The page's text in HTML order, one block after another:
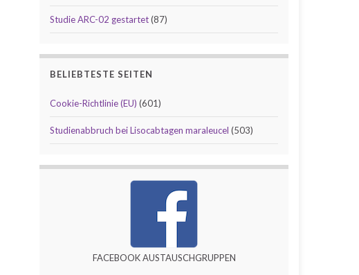
Studie ARC-02 gestartet(87)
BELIEBTESTE SEITEN
Cookie-Richtlinie (EU) (601)
Studienabbruch bei Lisocabtagen maraleucel (503)
FACEBOOK AUSTAUSCHGRUPPEN